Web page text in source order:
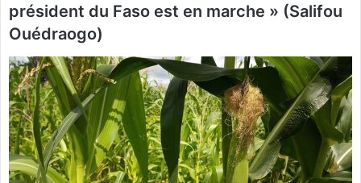
président du Faso est en marche » (Salifou
Ouédraogo)